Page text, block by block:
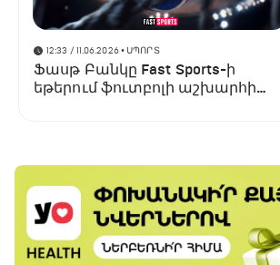
12:33 / 11.06.2026• ՍՊՈՐՏ
Ֆասթ Բանկը Fast Sports-ի
եթերում ֆուտբոլի աշխարհի